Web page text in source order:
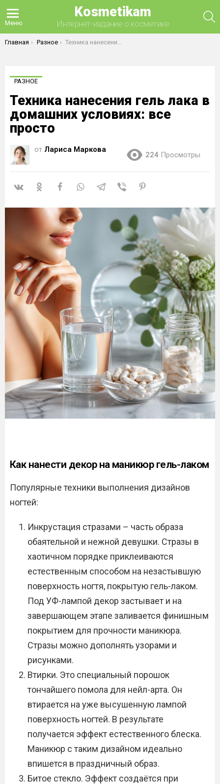
Меню
Kosmetikam
Интернет-издание о косметике
Вы здесь:
Главная Разное Техника нанесения гель лака в домашних условиях: все просто
РАЗНОЕ
Техника нанесения гель лака в
домашних условиях: все
просто
от Лариса Маркова
224 Просмотры
Как нанести декор на маникюр гель-лаком
Популярные техники выполнения дизайнов
ногтей:
Инкрустация стразами – часть образа
обаятельной и нежной девушки. Стразы в
хаотичном порядке приклеиваются
естественным способом на незастывшую
поверхность ногтя, покрытую гель-лаком.
Под УФ-лампой декор застывает и на
завершающем этапе заливается финишным
покрытием для прочности маникюра.
Стразы можно дополнять узорами и
рисунками.
Втирки. Это специальный порошок
тончайшего помола для нейл-арта. Он
втирается на уже высушенную лампой
поверхность ногтей. В результате
получается эффект естественного блеска.
Маникюр с таким дизайном идеально
впишется в праздничный образ.
Битое стекло. Эффект создаётся при